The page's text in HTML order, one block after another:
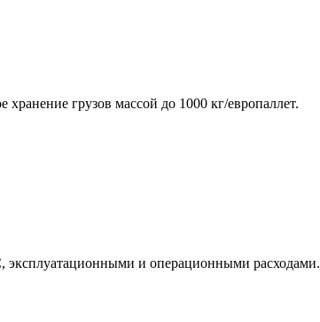
грузов массой до 1000 кг/европаллет.
эксплуатационными и операционными расходами.